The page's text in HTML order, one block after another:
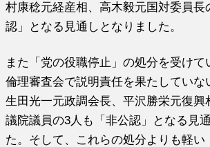
村康稔元経産相、高木毅元国対委員長
認」となる見通しとなりました。
また「党の役職停止」の処分を受けて
倫理審査会で説明責任を果たしていな
生田光一元政調会長、平沢勝栄元復興
議院議員の3人も「非公認」となる見
た。そして、これらの処分よりも軽い